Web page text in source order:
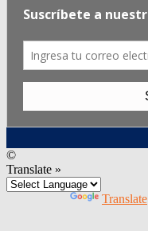
©
Translate »
Translate